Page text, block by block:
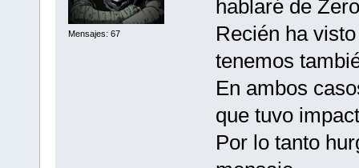
Mensajes: 67
hablaré de
Recién ha
tenemos
En ambos
que tuvo
Por lo tanto